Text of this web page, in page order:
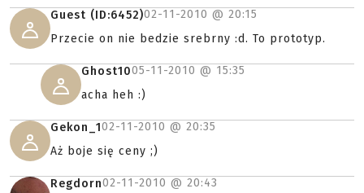
Guest (ID:6452)02-11-2010 @ 20:15
Przecie on nie bedzie srebrny :d. To prototyp.
Ghost1005-11-2010 @ 15:35
acha heh :)
Gekon_102-11-2010 @ 20:35
Aż boje się ceny ;)
Regdorn02-11-2010 @ 20:43